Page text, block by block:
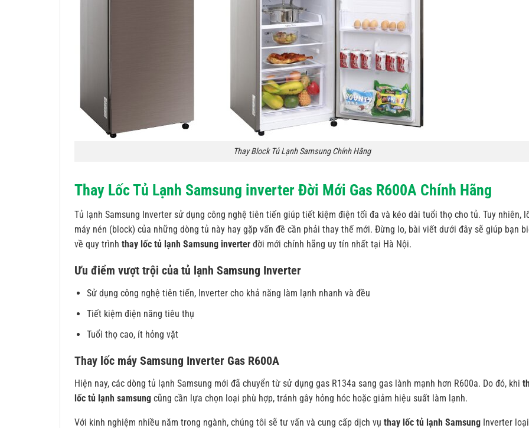
Thay Block Tủ Lạnh Samsung Chính Hãng
Thay Lốc Tủ Lạnh Samsung inverter Đời Mới Gas R600A Chính Hãng
Tủ lạnh Samsung Inverter sử dụng công nghệ tiên tiến giúp tiết kiệm điện tối đa và kéo dài tuổi thọ cho tủ. Tuy nhiên,
máy nén (block) của những dòng tủ này hay gặp vấn đề cần phải thay thế mới. Đừng lo, bài viết dưới đây sẽ giúp bạn
về quy trình thay lốc tủ lạnh Samsung inverter đời mới chính hãng uy tín nhất tại Hà Nội.
Ưu điểm vượt trội của tủ lạnh Samsung Inverter
Sử dụng công nghệ tiên tiến, Inverter cho khả năng làm lạnh nhanh và đều
Tiết kiệm điện năng tiêu thụ
Tuổi thọ cao, ít hỏng vặt
Thay lốc máy Samsung Inverter Gas R600A
Hiện nay, các dòng tủ lạnh Samsung mới đã chuyển từ sử dụng gas R134a sang gas lành mạnh hơn R600a. Do đó, khi
lốc tủ lạnh samsung cũng cần lựa chọn loại phù hợp, tránh gây hỏng hóc hoặc giảm hiệu suất làm lạnh.
Với kinh nghiệm nhiều năm trong ngành, chúng tôi sẽ tư vấn và cung cấp dịch vụ thay lốc tủ lạnh Samsung Inverter loại